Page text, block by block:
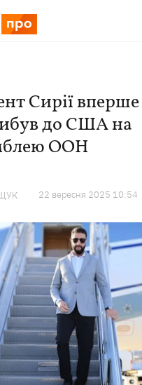
Сирії вперше
до США на
ООН
22 вересня 2025 10:54